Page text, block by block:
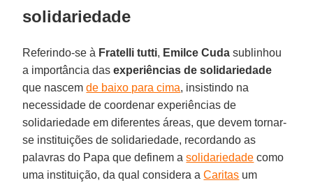
solidariedade
Referindo-se à Fratelli tutti, Emilce Cuda sublinhou
a importância dasexperiências de solidariedade
que nascemde baixo para cima, insistindo na
necessidade de coordenar experiências de
solidariedade em diferentes áreas, que devem tornar-
se instituições de solidariedade, recordando as
palavras do Papa que definem asolidariedade como
uma instituição, da qual considera aCaritas um